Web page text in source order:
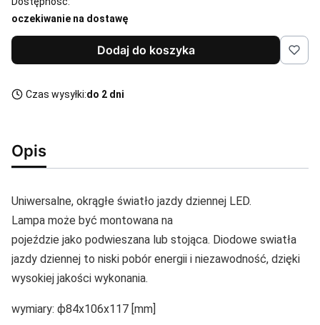
oczekiwanie na dostawę
Dodaj do koszyka
Czas wysyłki:do 2 dni
Opis
Uniwersalne, okrągłe światło jazdy dziennej LED.
Lampa może być montowana na
pojeździe jako podwieszana lub stojąca. Diodowe swiatła
jazdy dziennej to niski pobór energii i niezawodność, dzięki
wysokiej jakości wykonania.
wymiary: ϕ84x106x117 [mm]